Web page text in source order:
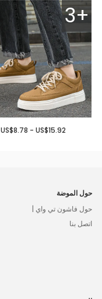
3+
US$8.78 - US$15.92
حول الموضة
حول فاشون تي واي |
اتصل بنا